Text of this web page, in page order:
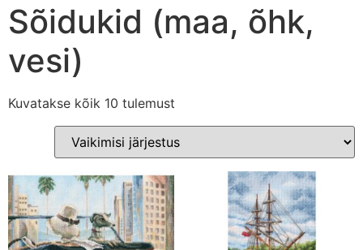
Sõidukid (maa, õhk,
vesi)
Kuvatakse kõik 10 tulemust